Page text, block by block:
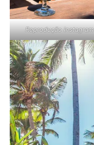
Reprodução Instagram